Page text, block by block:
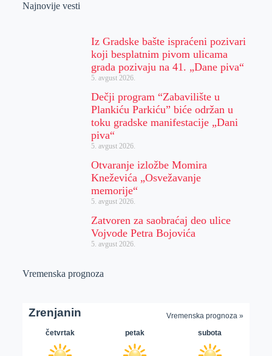
Najnovije vesti
Iz Gradske bašte ispraćeni pozivari
koji besplatnim pivom ulicama
grada pozivaju na 41. „Dane piva“
5. avgust 2026.
Dečji program “Zabavilište u
Plankiću Parkiću” biće održan u
toku gradske manifestacije „Dani
piva“
5. avgust 2026.
Otvaranje izložbe Momira
Kneževića „Osvežavanje
memorije“
5. avgust 2026.
Zatvoren za saobraćaj deo ulice
Vojvode Petra Bojovića
5. avgust 2026.
Vremenska prognoza